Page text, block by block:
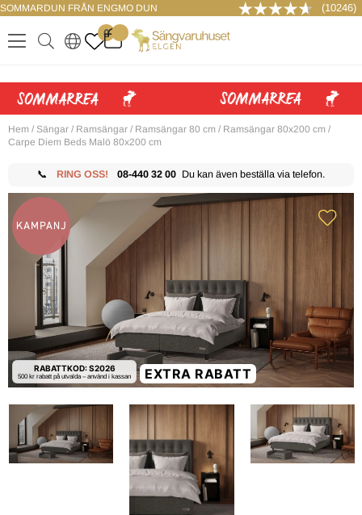
SOMMARDUN FRÅN ENGMO DUN (10246)
.
0
. ..
LOGGA IN
Hem / Sängar / Ramsängar / Ramsängar 80 cm / Ramsängar 80x200 cm /
Carpe Diem Beds Malö 80x200 cm
📞 RING OSS! 08-440 32 00 Du kan även beställa via telefon.
RABATTKOD: S2026
500 kr rabatt på utvalda – använd i kassan EXTRA RABATT